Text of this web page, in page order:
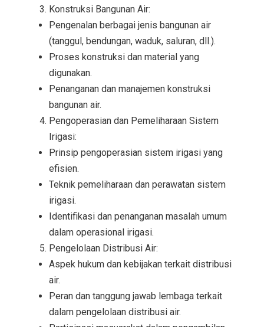
Konstruksi Bangunan Air:
Pengenalan berbagai jenis bangunan air
(tanggul, bendungan, waduk, saluran, dll.).
Proses konstruksi dan material yang
digunakan.
Penanganan dan manajemen konstruksi
bangunan air.
Pengoperasian dan Pemeliharaan Sistem
Irigasi:
Prinsip pengoperasian sistem irigasi yang
efisien.
Teknik pemeliharaan dan perawatan sistem
irigasi.
Identifikasi dan penanganan masalah umum
dalam operasional irigasi.
Pengelolaan Distribusi Air:
Aspek hukum dan kebijakan terkait distribusi
air.
Peran dan tanggung jawab lembaga terkait
dalam pengelolaan distribusi air.